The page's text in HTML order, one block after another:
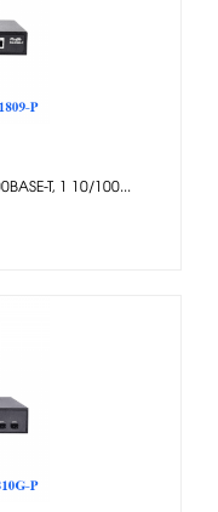
T, 1 10/100...